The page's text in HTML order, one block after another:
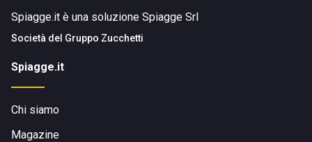
Spiagge.it è una soluzione Spiagge Srl
Società del Gruppo Zucchetti
Spiagge.it
Chi siamo
Magazine